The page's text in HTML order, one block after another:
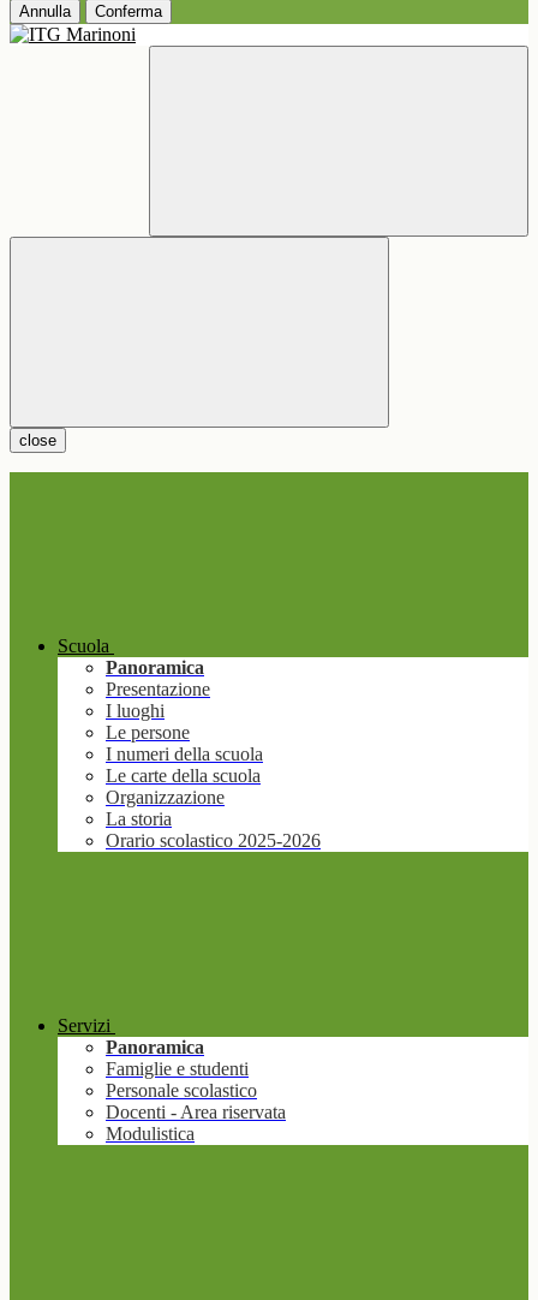
Annulla Conferma
close
Scuola
Panoramica
Presentazione
I luoghi
Le persone
I numeri della scuola
Le carte della scuola
Organizzazione
La storia
Orario scolastico 2025-2026
Servizi
Panoramica
Famiglie e studenti
Personale scolastico
Docenti - Area riservata
Modulistica